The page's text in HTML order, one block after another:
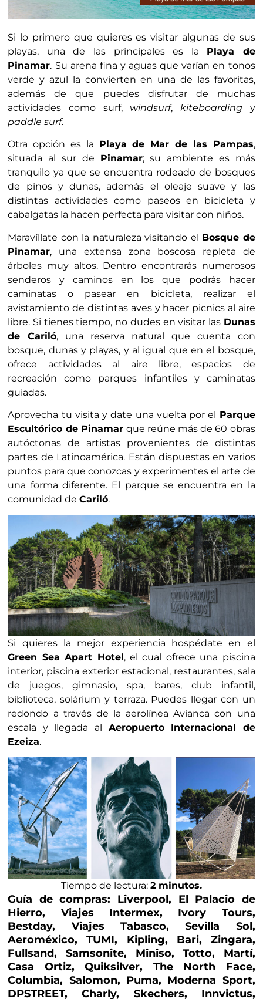
Tiempo de lectura: 2 minutos.
Si lo primero que quieres es visitar algunas de sus
playas, una de las principales es la Playa de
Pinamar. Su arena fina y aguas que varían en tonos
verde y azul la convierten en una de las favoritas,
además de que puedes disfrutar de muchas
actividades como surf, windsurf, kiteboarding y
paddle surf.
Otra opción es la Playa de Mar de las Pampas,
situada al sur de Pinamar; su ambiente es más
tranquilo ya que se encuentra rodeado de bosques
de pinos y dunas, además el oleaje suave y las
distintas actividades como paseos en bicicleta y
cabalgatas la hacen perfecta para visitar con niños.
Maravíllate con la naturaleza visitando el Bosque de
Pinamar, una extensa zona boscosa repleta de
árboles muy altos. Dentro encontrarás numerosos
senderos y caminos en los que podrás hacer
caminatas o pasear en bicicleta, realizar el
avistamiento de distintas aves y hacer picnics al aire
libre. Si tienes tiempo, no dudes en visitar las Dunas
de Cariló, una reserva natural que cuenta con
bosque, dunas y playas, y al igual que en el bosque,
ofrece actividades al aire libre, espacios de
recreación como parques infantiles y caminatas
guiadas.
Aprovecha tu visita y date una vuelta por el Parque
Escultórico de Pinamar que reúne más de 60 obras
autóctonas de artistas provenientes de distintas
partes de Latinoamérica. Están dispuestas en varios
puntos para que conozcas y experimentes el arte de
una forma diferente. El parque se encuentra en la
comunidad deCariló.
Si quieres la mejor experiencia hospédate en el
Green Sea Apart Hotel, el cual ofrece una piscina
interior, piscina exterior estacional, restaurantes, sala
de juegos, gimnasio, spa, bares, club infantil,
biblioteca, solárium y terraza. Puedes llegar con un
redondo a través de la aerolínea Avianca con una
escala y llegada al Aeropuerto Internacional de
Ezeiza.
Guía de compras: Liverpool, El Palacio de
Hierro, Viajes Intermex, Ivory Tours,
Bestday, Viajes Tabasco, Sevilla Sol,
Aeroméxico, TUMI, Kipling, Bari, Zingara,
Fullsand, Samsonite, Miniso, Totto, Martí,
Casa Ortiz, Quiksilver, The North Face,
Columbia, Salomon, Puma, Moderna Sport,
DPSTREET, Charly, Skechers, Innvictus,